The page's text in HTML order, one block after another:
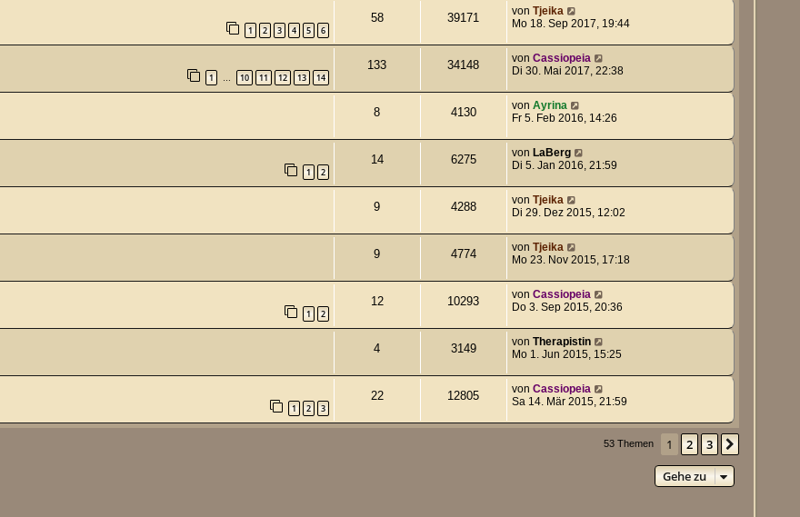
1 2 3 4 5 6
58 39171 von Tjeika
Mo 18. Sep 2017, 19:44
1 10 11 12 13 14
133 34148 von Cassiopeia
Di 30. Mai 2017, 22:38
8 4130 von Ayrina
Fr 5. Feb 2016, 14:26
1 2
14 6275 von LaBerg
Di 5. Jan 2016, 21:59
9 4288 von Tjeika
Di 29. Dez 2015, 12:02
9 4774 von Tjeika
Mo 23. Nov 2015, 17:18
1 2
12 10293 von Cassiopeia
Do 3. Sep 2015, 20:36
4 3149 von Therapistin
Mo 1. Jun 2015, 15:25
1 2 3
22 12805 von Cassiopeia
Sa 14. Mär 2015, 21:59
53 Themen 1 2 3
Gehe zu